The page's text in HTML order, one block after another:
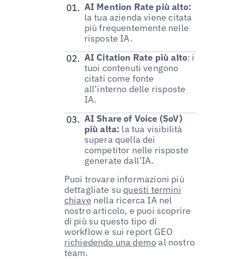
AI Mention Rate più alto:
la tua azienda viene citata
più frequentemente nelle
risposte IA.
AI Citation Rate più alto: i
tuoi contenuti vengono
citati come fonte
all’interno delle risposte
IA.
AI Share of Voice (SoV)
più alta: la tua visibilità
supera quella dei
competitor nelle risposte
generate dall’IA.
Puoi trovare informazioni più
dettagliate su questi termini
chiave nella ricerca IA nel
nostro articolo, e puoi scoprire
di più su questo tipo di
workflow e sui report GEO
richiedendo una demoal nostro
team.